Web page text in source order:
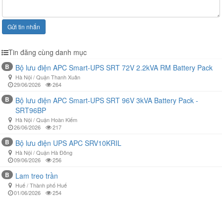
Gửi tin nhắn
Tin đăng cùng danh mục
B Bộ lưu điện APC Smart-UPS SRT 72V 2.2kVA RM Battery Pack
Hà Nội / Quận Thanh Xuân
29/06/2026
264
B
Bộ lưu điện APC Smart-UPS SRT 96V 3kVA Battery Pack -
SRT96BP
Hà Nội / Quận Hoàn Kiếm
26/06/2026
217
B Bộ lưu điện UPS APC SRV10KRIL
Hà Nội / Quận Hà Đông
09/06/2026
256
B Lam treo trần
Huế / Thành phố Huế
01/06/2026
254